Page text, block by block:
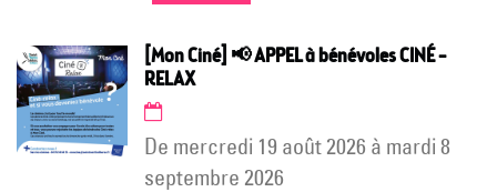
[Mon Ciné] 📢 APPEL à bénévoles CINÉ –
RELAX
de mercredi 19 août 2026 à mardi 8
septembre 2026